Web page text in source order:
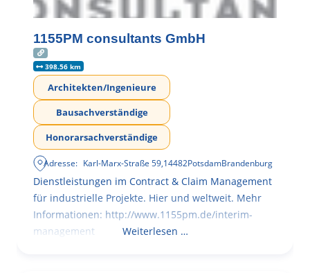
1155PM consultants GmbH
398.56 km
Architekten/Ingenieure
Bausachverständige
Honorarsachverständige
Adresse: Karl-Marx-Straße 59,14482PotsdamBrandenburg
Dienstleistungen im Contract & Claim Management
für industrielle Projekte. Hier und weltweit. Mehr
Informationen: http://www.1155pm.de/interim-
management
Weiterlesen …